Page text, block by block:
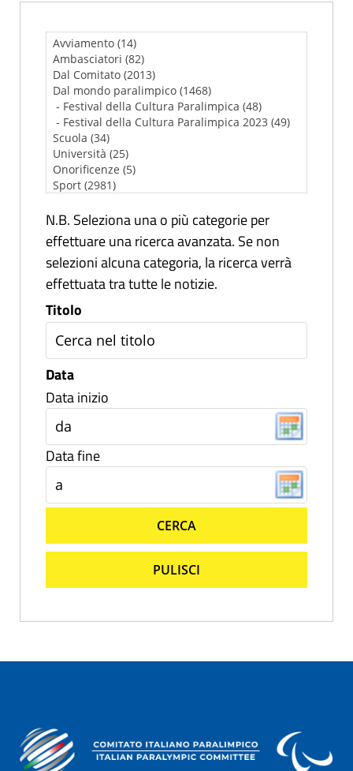
N.B. Seleziona una o più categorie per
effettuare una ricerca avanzata. Se non
selezioni alcuna categoria, la ricerca verrà
effettuata tra tutte le notizie.
Titolo
Data
Data inizio
Data fine
CERCA
PULISCI